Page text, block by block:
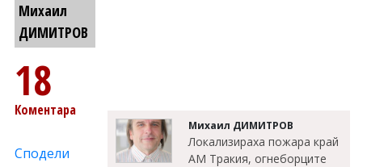
Михаил
ДИМИТРОВ
18
Коментара
Сподели
Михаил ДИМИТРОВ
Локализираха пожара край
АМ Тракия, огнеборците